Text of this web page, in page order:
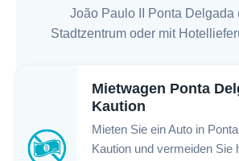
João Paulo II Ponta Delgada
Stadtzentrum oder mit
Mietwagen Ponta
Kaution
Mieten Sie ein Auto in
Kaution und vermeiden Sie